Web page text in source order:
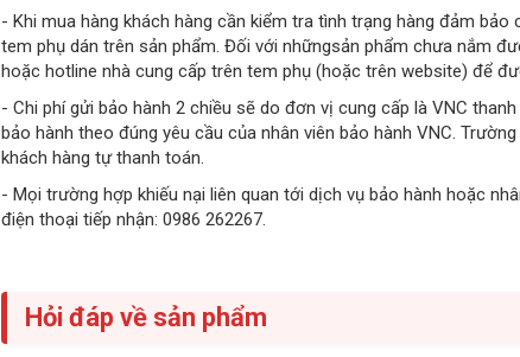
- Khi mua hàng khách hàng cần kiểm tra tình trạng hàng đảm
tem phụ dán trên sản phẩm. Đối với nhữngsản phẩm chưa nắm
hoặc hotline nhà cung cấp trên tem phụ (hoặc trên website) để
- Chi phí gửi bảo hành 2 chiều sẽ do đơn vị cung cấp là VNC
bảo hành theo đúng yêu cầu của nhân viên bảo hành VNC.
khách hàng tự thanh toán.
- Mọi trường hợp khiếu nại liên quan tới dịch vụ bảo hành hoặc
điện thoại tiếp nhận: 0986 262267.
Hỏi đáp về sản phẩm